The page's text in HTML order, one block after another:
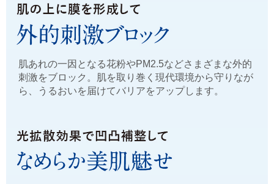
肌あれの一因となる花粉やPM2.5などさまざまな外的
刺激をブロック。肌を取り巻く現代環境から守りなが
ら、うるおいを届けてバリアをアップします。